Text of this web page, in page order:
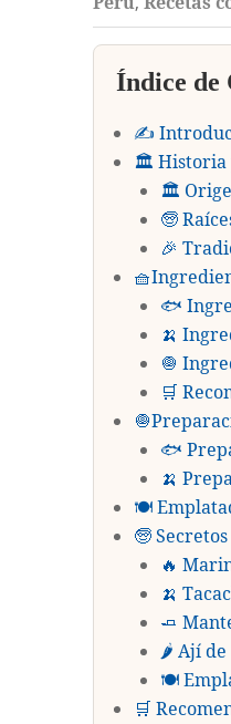
Índice de
✍️
🏛️ Historia
🏛️
🧓
🎉
🐟
🍌
🧅
🛒
🐟
🍌
🍽️
🧓
🔥
🍌
🧈
🌶️ Ají de
🍽️
🛒